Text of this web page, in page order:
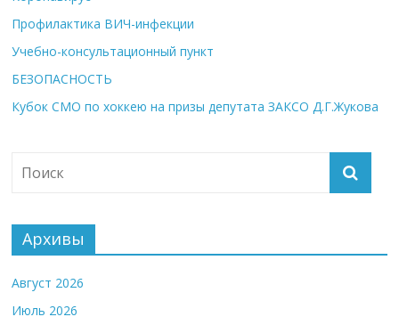
Профилактика ВИЧ-инфекции
Учебно-консультационный пункт
БЕЗОПАСНОСТЬ
Кубок СМО по хоккею на призы депутата ЗАКСО Д.Г.Жукова
Архивы
Август 2026
Июль 2026